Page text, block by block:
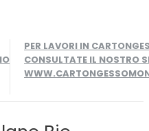
PER LAVORI IN
CONSULTATE IL NOSTRO